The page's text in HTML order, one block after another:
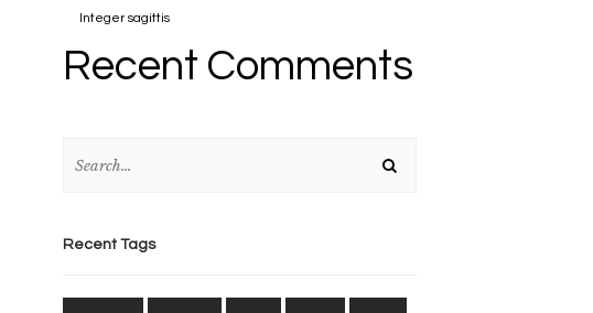
Integer sagittis
Recent Comments
Recent Tags